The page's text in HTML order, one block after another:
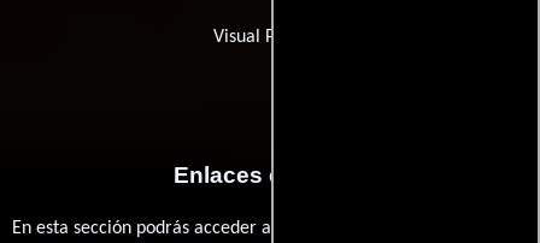
Visual Pictures
Enlaces externos
En esta sección podrás acceder a los recursos externos que